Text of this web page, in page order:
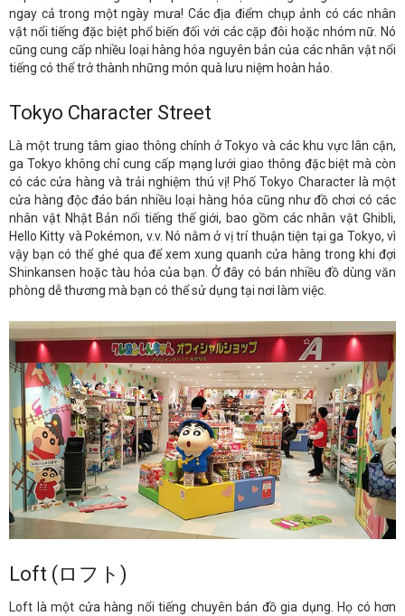
ngay cả trong một ngày mưa! Các địa điểm chụp ảnh có các nhân
vật nổi tiếng đặc biệt phổ biến đối với các cặp đôi hoặc nhóm nữ. Nó
cũng cung cấp nhiều loại hàng hóa nguyên bản của các nhân vật nổi
tiếng có thể trở thành những món quà lưu niệm hoàn hảo.
Tokyo Character Street
Là một trung tâm giao thông chính ở Tokyo và các khu vực lân cận,
ga Tokyo không chỉ cung cấp mạng lưới giao thông đặc biệt mà còn
có các cửa hàng và trải nghiệm thú vị! Phố Tokyo Character là một
cửa hàng độc đáo bán nhiều loại hàng hóa cũng như đồ chơi có các
nhân vật Nhật Bản nổi tiếng thế giới, bao gồm các nhân vật Ghibli,
Hello Kitty và Pokémon, v.v. Nó nằm ở vị trí thuận tiện tại ga Tokyo, vì
vậy bạn có thể ghé qua để xem xung quanh cửa hàng trong khi đợi
Shinkansen hoặc tàu hỏa của bạn. Ở đây có bán nhiều đồ dùng văn
phòng dễ thương mà bạn có thể sử dụng tại nơi làm việc.
Loft (ロフト)
Loft là một cửa hàng nổi tiếng chuyên bán đồ gia dụng. Họ có hơn